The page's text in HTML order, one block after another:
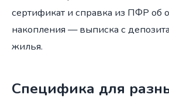
сертификат и справка из ПФР об
накопления — выписка с
жилья.
Специфика для